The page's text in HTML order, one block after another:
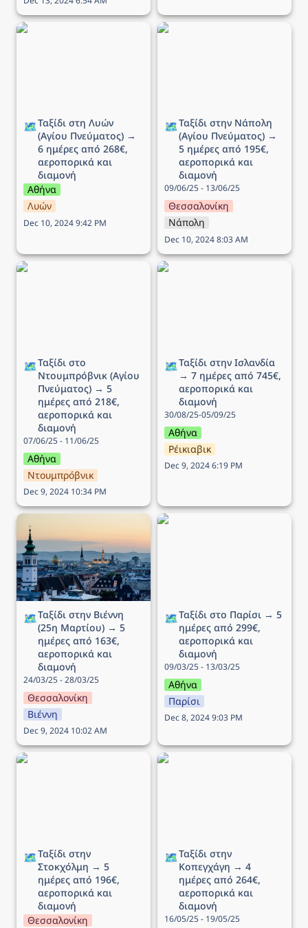
Ταξίδι στη Λυών (Αγίου
🗺️Ταξίδι στη Λυών
(Αγίου Πνεύματος) →
6 ημέρες από 268€,
αεροπορικά και
διαμονή
Αθήνα
Λυών
Dec 10, 2024 9:42 PM
Ταξίδι στην Νάπολη
🗺️Ταξίδι στην Νάπολη
(Αγίου Πνεύματος) →
5 ημέρες από 195€,
αεροπορικά και
διαμονή
09/06/25 - 13/06/25
Θεσσαλονίκη
Νάπολη
Dec 10, 2024 8:03 AM
Ταξίδι στο Ντουμπρόβνικ
🗺️Ταξίδι στο
Ντουμπρόβνικ (Αγίου
Πνεύματος) → 5
ημέρες από 218€,
αεροπορικά και
διαμονή
07/06/25 - 11/06/25
Αθήνα
Ντουμπρόβνικ
Dec 9, 2024 10:34 PM
Ταξίδι στην Ισλανδία → 7
🗺️Ταξίδι στην Ισλανδία
→ 7 ημέρες από 745€,
αεροπορικά και
διαμονή
30/08/25-05/09/25
Αθήνα
Ρέικιαβικ
Dec 9, 2024 6:19 PM
Ταξίδι στην Βιέννη (25η
Μαρτίου) → 5 ημέρες
από 163€, αεροπορικά
και διαμονή
🗺️Ταξίδι στην Βιέννη
(25η Μαρτίου) → 5
ημέρες από 163€,
αεροπορικά και
διαμονή
24/03/25 - 28/03/25
Θεσσαλονίκη
Βιέννη
Dec 9, 2024 10:02 AM
Ταξίδι στο Παρίσι → 5
🗺️Ταξίδι στο Παρίσι → 5
ημέρες από 299€,
αεροπορικά και
διαμονή
09/03/25 - 13/03/25
Αθήνα
Παρίσι
Dec 8, 2024 9:03 PM
Ταξίδι στην Στοκχόλμη →
🗺️Ταξίδι στην
Στοκχόλμη → 5
ημέρες από 196€,
αεροπορικά και
διαμονή
Θεσσαλονίκη
Ταξίδι στην Κοπεγχάγη →
🗺️Ταξίδι στην
Κοπεγχάγη → 4
ημέρες από 264€,
αεροπορικά και
διαμονή
16/05/25 - 19/05/25